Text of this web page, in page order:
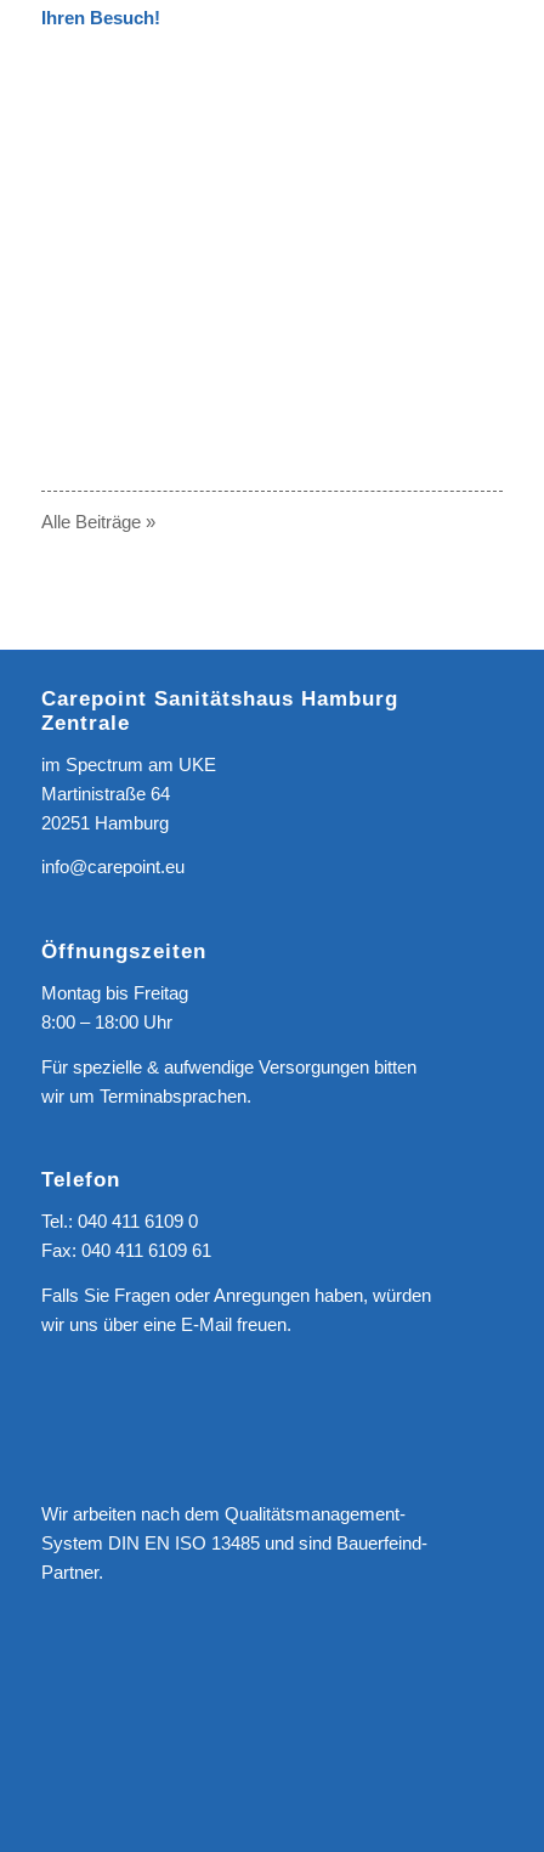
Ihren Besuch!
Alle Beiträge »
Carepoint Sanitätshaus Hamburg
Zentrale
im Spectrum am UKE
Martinistraße 64
20251 Hamburg
info@carepoint.eu
Öffnungszeiten
Montag bis Freitag
8:00 – 18:00 Uhr
Für spezielle & aufwendige Versorgungen bitten
wir um Terminabsprachen.
Telefon
Tel.: 040 411 6109 0
Fax: 040 411 6109 61
Falls Sie Fragen oder Anregungen haben, würden
wir uns über eine E-Mailfreuen.
Wir arbeiten nach dem Qualitätsmanagement-
System DIN EN ISO 13485 und sind Bauerfeind-
Partner.